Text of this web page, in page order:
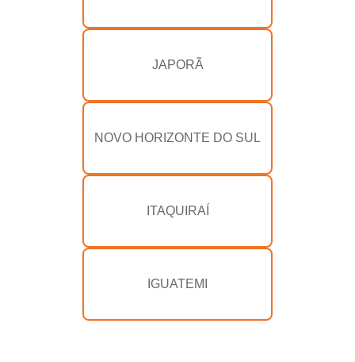
JAPORÃ
NOVO HORIZONTE DO SUL
ITAQUIRAÍ
IGUATEMI